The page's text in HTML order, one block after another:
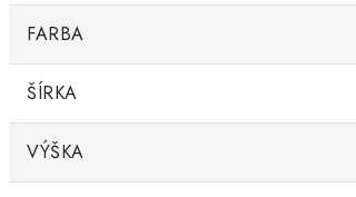
FARBA
ŠÍRKA
VÝŠKA